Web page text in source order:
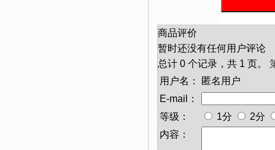
商品评价
暂时还没有任何用户评论
总计 0 个记录，共 1 页。
用户名：
匿名用户
E-mail：
等级：
1分
2分
内容：